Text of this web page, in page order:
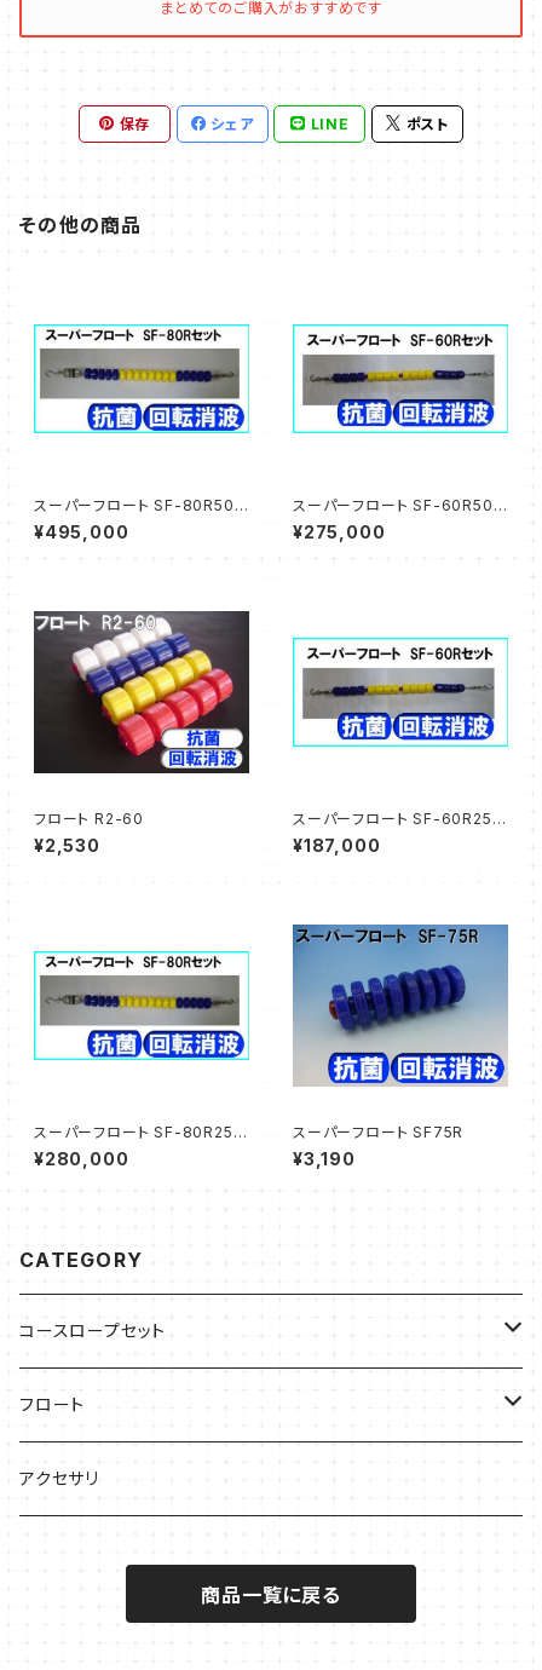
まとめてのご購入がおすすめです
保存 シェア LINE ポスト
その他の商品
スーパーフロート SF-80R50
コースロープ 50mプール用
¥495,000
スーパーフロート SF-60R50
コースロープ 50mプール用
¥275,000
フロート R2-60
¥2,530
スーパーフロート SF-60R25
¥187,000
スーパーフロート SF-80R25
¥280,000
スーパーフロート SF75R
¥3,190
CATEGORY
コースロープセット
25ｍプール用
50ｍプール用
フロート
フロート径40Φ 40mm
フロート径75Φ 75mm
アクセサリ
商品一覧に戻る